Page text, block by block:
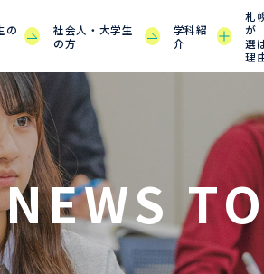
の
社会人・大学生
の方
学科紹
介
札
が
選
理
NEWS